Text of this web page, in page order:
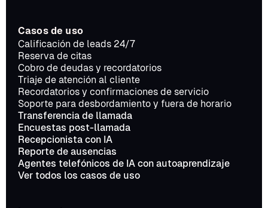
Casos de uso
Calificación de leads 24/7
Reserva de citas
Cobro de deudas y recordatorios
Triaje de atención al cliente
Recordatorios y confirmaciones de servicio
Soporte para desbordamiento y fuera de horario
Transferencia de llamada
Encuestas post-llamada
Recepcionista con IA
Reporte de ausencias
Agentes telefónicos de IA con autoaprendizaje
Ver todos los casos de uso